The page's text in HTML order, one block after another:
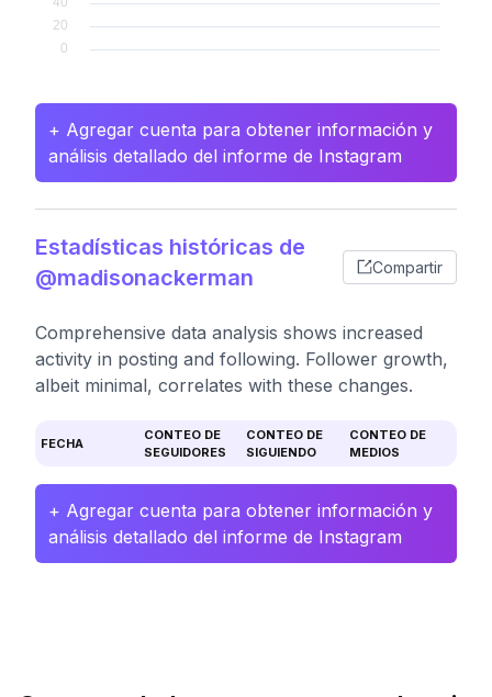
+ Agregar cuenta para obtener información y
análisis detallado del informe de Instagram
Estadísticas históricas de
@madisonackerman
Compartir
Comprehensive data analysis shows increased
activity in posting and following. Follower growth,
albeit minimal, correlates with these changes.
FECHA
CONTEO DE
SEGUIDORES
CONTEO DE
SIGUIENDO
CONTEO DE
MEDIOS
+ Agregar cuenta para obtener información y
análisis detallado del informe de Instagram